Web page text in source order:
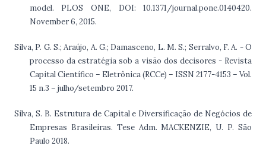
model. PLOS ONE, DOI: 10.1371/journal.pone.0140420.
November 6, 2015.
Silva, P. G. S.; Araújo, A. G.; Damasceno, L. M. S.; Serralvo, F. A. - O
processo da estratégia sob a visão dos decisores - Revista
Capital Científico – Eletrônica (RCCe) – ISSN 2177-4153 – Vol.
15 n.3 – julho/setembro 2017.
Silva, S. B. Estrutura de Capital e Diversificação de Negócios de
Empresas Brasileiras. Tese Adm. MACKENZIE, U. P. São
Paulo 2018.